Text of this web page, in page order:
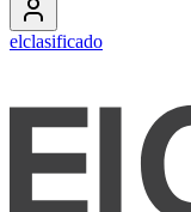
elclasificado